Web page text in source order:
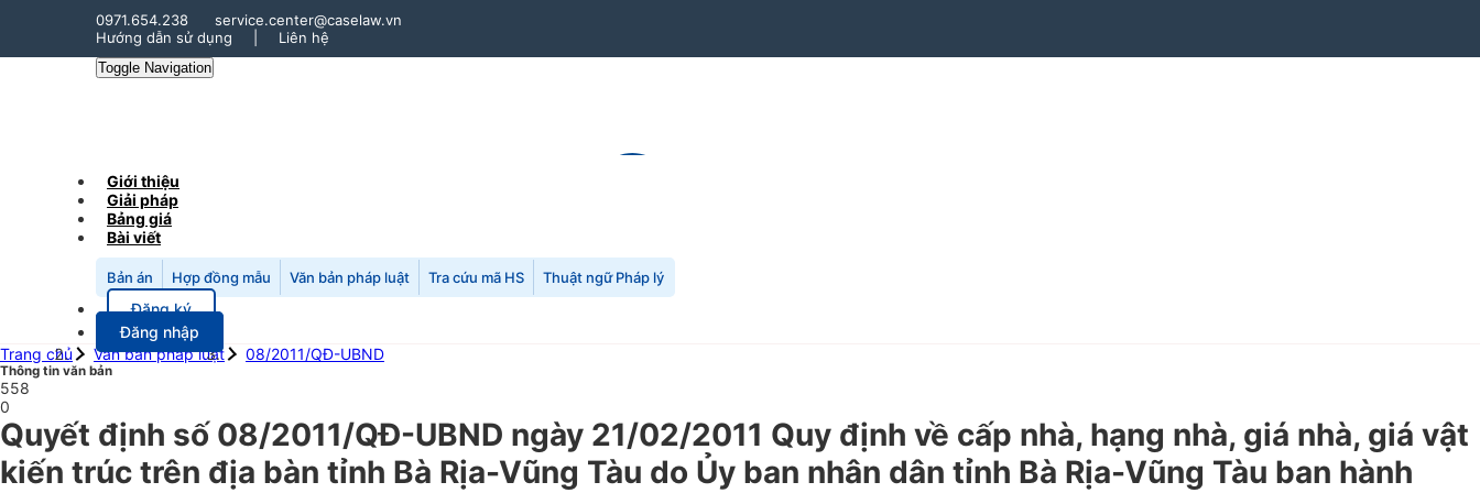
0971.654.238
service.center@caselaw.vn
Hướng dẫn sử dụng
Liên hệ
Toggle Navigation
Giới thiệu
Giải pháp
Bảng giá
Bài viết
Bản án Hợp đồng mẫu Văn bản pháp luật Tra cứu mã HS Thuật ngữ Pháp lý
Đăng ký
Đăng nhập
Trang chủ
Văn bản pháp luật 08/2011/QĐ-UBND
Thông tin văn bản
558
0
Quyết định số 08/2011/QĐ-UBND ngày 21/02/2011 Quy định về cấp nhà, hạng nhà, giá nhà, giá vật
kiến trúc trên địa bàn tỉnh Bà Rịa-Vũng Tàu do Ủy ban nhân dân tỉnh Bà Rịa-Vũng Tàu ban hành